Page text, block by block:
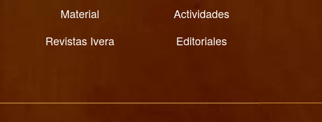
Material
Actividades
Revistas Ivera Editoriales